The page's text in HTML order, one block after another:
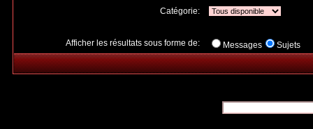
Catégorie:
Afficher les résultats sous forme de: Messages Sujets